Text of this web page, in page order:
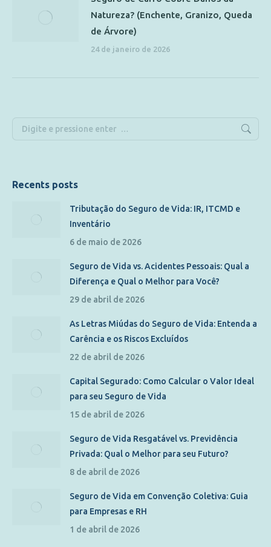
Natureza? (Enchente, Granizo, Queda
de Árvore)
24 de janeiro de 2026
Recents posts
Tributação do Seguro de Vida: IR, ITCMD e
Inventário
6 de maio de 2026
Seguro de Vida vs. Acidentes Pessoais: Qual a
Diferença e Qual o Melhor para Você?
29 de abril de 2026
As Letras Miúdas do Seguro de Vida: Entenda a
Carência e os Riscos Excluídos
22 de abril de 2026
Capital Segurado: Como Calcular o Valor Ideal
para seu Seguro de Vida
15 de abril de 2026
Seguro de Vida Resgatável vs. Previdência
Privada: Qual o Melhor para seu Futuro?
8 de abril de 2026
Seguro de Vida em Convenção Coletiva: Guia
para Empresas e RH
1 de abril de 2026